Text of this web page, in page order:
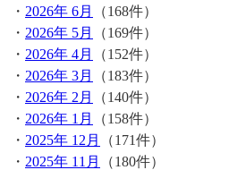
・ 2026年 6月
（168件）
・ 2026年 5月
（169件）
・ 2026年 4月
（152件）
・ 2026年 3月
（183件）
・ 2026年 2月
（140件）
・ 2026年 1月
（158件）
・ 2025年 12月
（171件）
・ 2025年 11月
（180件）